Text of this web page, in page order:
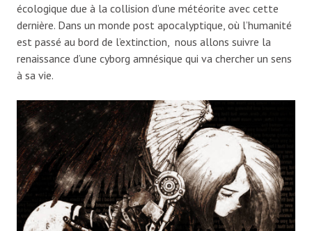
écologique due à la collision d’une météorite avec cette
dernière. Dans un monde post apocalyptique, où l’humanité
est passé au bord de l’extinction, nous allons suivre la
renaissance d’une cyborg amnésique qui va chercher un sens
à sa vie.